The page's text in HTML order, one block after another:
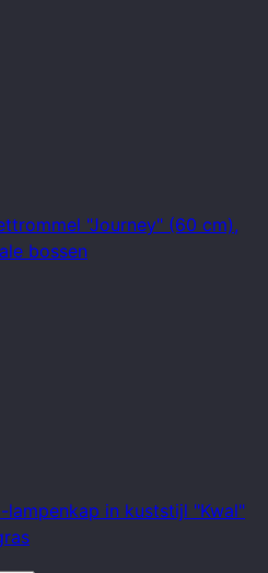
"Journey" (60 cm),
bossen
lampenkap in kuststijl "Kwal"